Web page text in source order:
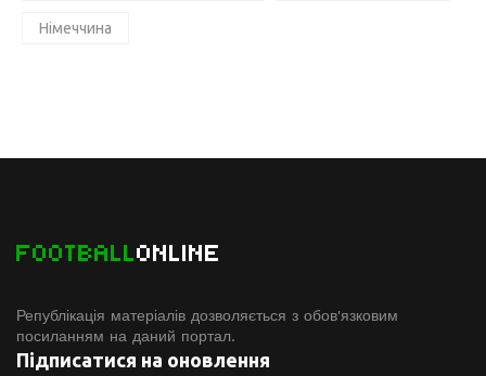
Німеччина
FOOTBALLONLINE
Републікація матеріалів дозволяється з обов'язковим
посиланням на даний портал.
Підписатися на оновлення